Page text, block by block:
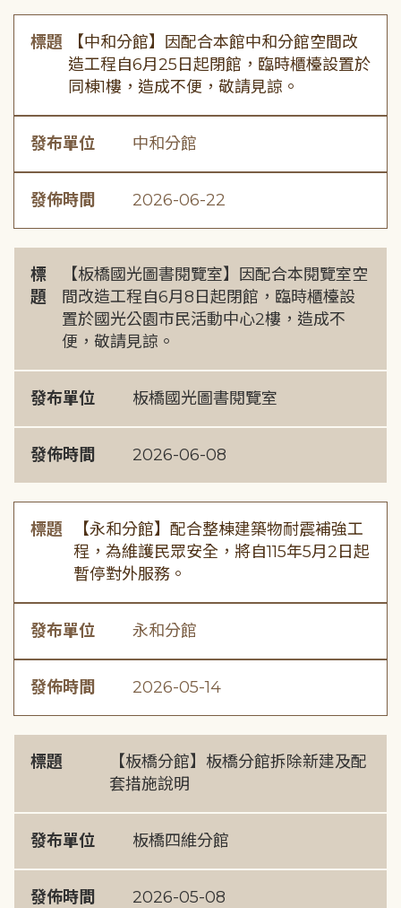
標題
【中和分館】因配合本館中和分館空間改
造工程自6月25日起閉館，臨時櫃檯設置於
同棟1樓，造成不便，敬請見諒。
發布單位 中和分館
發佈時間 2026-06-22
標
題
【板橋國光圖書閱覽室】因配合本閱覽室空
間改造工程自6月8日起閉館，臨時櫃檯設
置於國光公園市民活動中心2樓，造成不
便，敬請見諒。
發布單位 板橋國光圖書閱覽室
發佈時間 2026-06-08
標題
【永和分館】配合整棟建築物耐震補強工
程，為維護民眾安全，將自115年5月2日起
暫停對外服務。
發布單位 永和分館
發佈時間 2026-05-14
標題
【板橋分館】板橋分館拆除新建及配
套措施說明
發布單位 板橋四維分館
發佈時間 2026-05-08